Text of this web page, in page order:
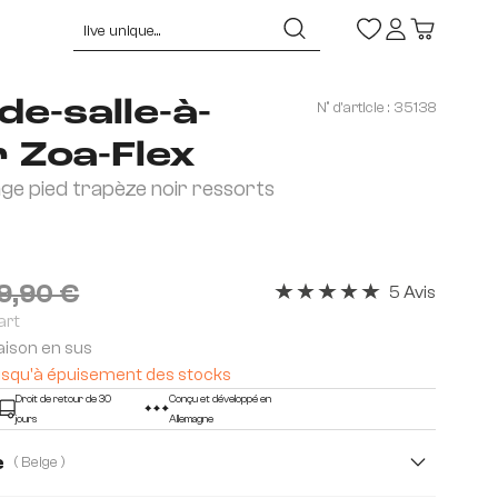
salle-à-
Zoa-Flex
pied trapèze noir ressorts
N° d'article : 35138
€
en sus
épuisement des stocks
5 Avis
Droit de retour de 30
jours
Conçu et développé en
Allemagne
( Beige )